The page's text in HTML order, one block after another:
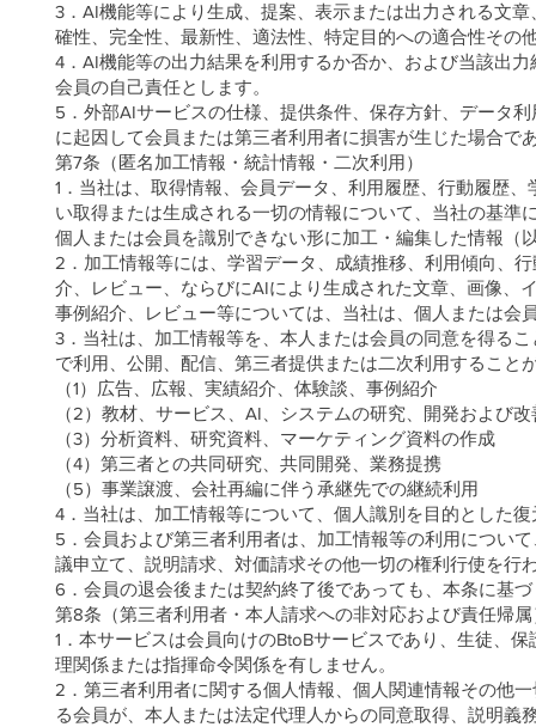
3．AI機能等により生成、提案、表示または出力される文
確性、完全性、最新性、適法性、特定目的への適合性その
4．AI機能等の出力結果を利用するか否か、および当該出
会員の自己責任とします。
5．外部AIサービスの仕様、提供条件、保存方針、データ
に起因して会員または第三者利用者に損害が生じた場合で
第7条（匿名加工情報・統計情報・二次利用）
1．当社は、取得情報、会員データ、利用履歴、行動履歴
い取得または生成される一切の情報について、当社の基準
個人または会員を識別できない形に加工・編集した情報
2．加工情報等には、学習データ、成績推移、利用傾向、
介、レビュー、ならびにAIにより生成された文章、画像、
事例紹介、レビュー等については、当社は、個人または
3．当社は、加工情報等を、本人または会員の同意を得る
で利用、公開、配信、第三者提供または二次利用すること
（1）広告、広報、実績紹介、体験談、事例紹介
（2）教材、サービス、AI、システムの研究、開発および改
（3）分析資料、研究資料、マーケティング資料の作成
（4）第三者との共同研究、共同開発、業務提携
（5）事業譲渡、会社再編に伴う承継先での継続利用
4．当社は、加工情報等について、個人識別を目的とした
5．会員および第三者利用者は、加工情報等の利用につい
議申立て、説明請求、対価請求その他一切の権利行使を行
6．会員の退会後または契約終了後であっても、本条に基
第8条（第三者利用者・本人請求への非対応および責任帰属
1．本サービスは会員向けのBtoBサービスであり、生徒、
理関係または指揮命令関係を有しません。
2．第三者利用者に関する個人情報、個人関連情報その他
る会員が、本人または法定代理人からの同意取得、説明義